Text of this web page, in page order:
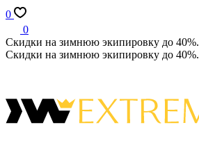
0
0
Скидки на зимнюю экипировку до 40%.
Скидки на зимнюю экипировку до 40%.